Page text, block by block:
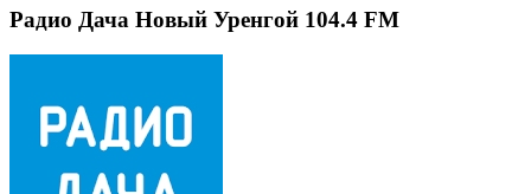
Радио Дача Новый Уренгой 104.4 FM